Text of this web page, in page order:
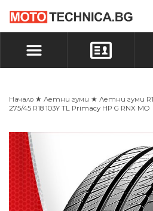
ВХОД
БЪРЗА ПОРЪЧКА ПОРЪЧКА
Начало ★ Летни гуми ★ Летни гуми
275/45 R18 103Y TL Primacy HP G RNX MO